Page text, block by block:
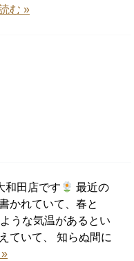
む »
和田店です
最近の
かれていて、春と
うな気温があるとい
ていて、 知らぬ間に